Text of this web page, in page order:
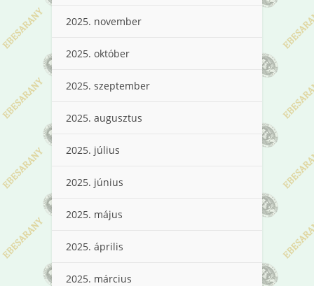
2025. november
2025. október
2025. szeptember
2025. augusztus
2025. július
2025. június
2025. május
2025. április
2025. március